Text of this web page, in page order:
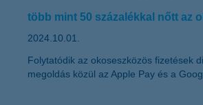
több mint 50 százalékkal nőtt az
2024.10.01.
Folytatódik az okoseszközös fizetések
megoldás közül az Apple Pay és a